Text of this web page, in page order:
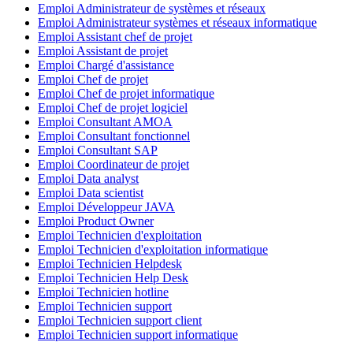
Emploi Administrateur de systèmes et réseaux
Emploi Administrateur systèmes et réseaux informatique
Emploi Assistant chef de projet
Emploi Assistant de projet
Emploi Chargé d'assistance
Emploi Chef de projet
Emploi Chef de projet informatique
Emploi Chef de projet logiciel
Emploi Consultant AMOA
Emploi Consultant fonctionnel
Emploi Consultant SAP
Emploi Coordinateur de projet
Emploi Data analyst
Emploi Data scientist
Emploi Développeur JAVA
Emploi Product Owner
Emploi Technicien d'exploitation
Emploi Technicien d'exploitation informatique
Emploi Technicien Helpdesk
Emploi Technicien Help Desk
Emploi Technicien hotline
Emploi Technicien support
Emploi Technicien support client
Emploi Technicien support informatique